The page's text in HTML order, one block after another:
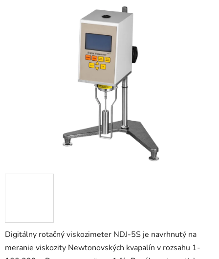
Digitálny rotačný viskozimeter NDJ-5S je navrhnutý na
meranie viskozity Newtonovských kvapalín v rozsahu 1-